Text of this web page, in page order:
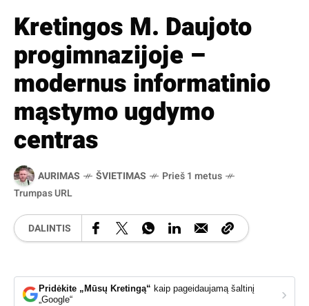
Kretingos M. Daujoto
progimnazijoje –
modernus informatinio
mąstymo ugdymo
centras
AURIMAS ŠVIETIMAS
Prieš 1 metus
Trumpas URL
DALINTIS
Pridėkite „Mūsų Kretingą“ kaip pageidaujamą šaltinį
„Google“
›